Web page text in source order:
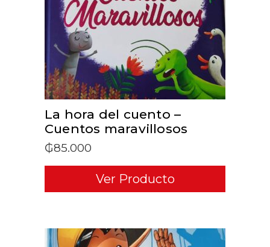
ADD TO CART
La hora del cuento –
Cuentos maravillosos
₲85.000
Ver Producto